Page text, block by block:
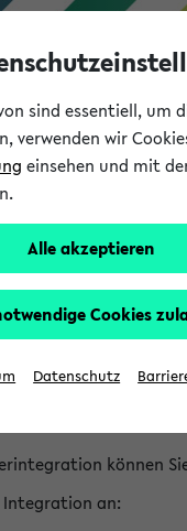
in eine
können
Integration an:
sind essentiell,
verwenden wir
einsehen und mit
Alle akzeptieren
Cookies
Datenschutz